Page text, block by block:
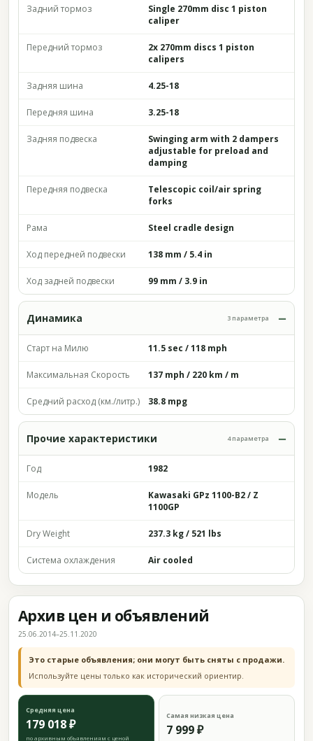
Задний тормоз
Single 270mm disc 1 piston
caliper
Передний тормоз
2x 270mm discs 1 piston
calipers
Задняя шина 4.25-18
Передняя шина 3.25-18
Задняя подвеска
Swinging arm with 2 dampers
adjustable for preload and
damping
Передняя подвеска
Telescopic coil/air spring
forks
Рама Steel cradle design
Ход передней подвески 138 mm / 5.4 in
Ход задней подвески 99 mm / 3.9 in
Динамика 3 параметра
Старт на Милю 11.5 sec / 118 mph
Максимальная Скорость 137 mph / 220 km / m
Средний расход (км./литр.) 38.8 mpg
Прочие характеристики 4 параметра
Год 1982
Модель
Kawasaki GPz 1100-B2 / Z
1100GP
Dry Weight 237.3 kg / 521 lbs
Система охлаждения Air cooled
Архив цен и объявлений
25.06.2014–25.11.2020
Это старые объявления; они могут быть сняты с продажи.
Используйте цены только как исторический ориентир.
Средняя цена
179 018 ₽
по архивным объявлениям с ценой
Самая низкая цена
7 999 ₽